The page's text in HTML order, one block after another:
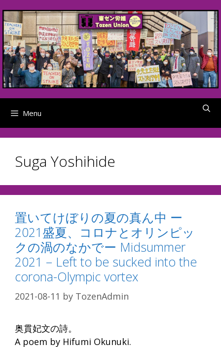
to
content
Menu
Suga Yoshihide
置いてけぼりの夏の真ん中 ー
2021盛夏、コロナとオリンピッ
クの渦のなかでー Midsummer
2021 – Left to be sucked into the
corona-Olympic vortex
2021-08-11 by TozenAdmin
奥貫妃文の詩。
A poem by Hifumi Okunuki.